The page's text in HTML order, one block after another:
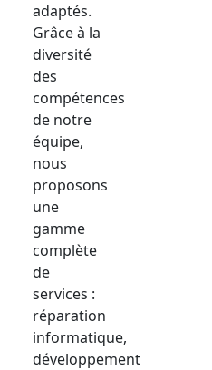
adaptés.
Grâce à la
diversité
des
compétences
de notre
équipe,
nous
proposons
une
gamme
complète
de
services :
réparation
informatique,
développement